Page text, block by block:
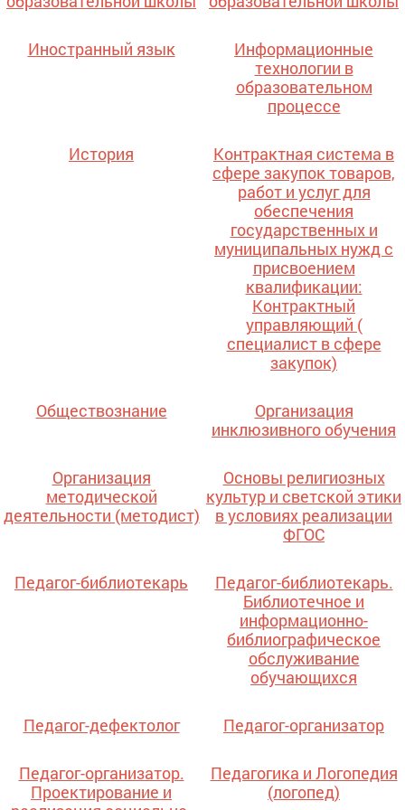
Иностранный язык
Информационные
технологии в
образовательном
процессе
История
Контрактная система в
сфере закупок товаров,
работ и услуг для
обеспечения
государственных и
муниципальных нужд с
присвоением
квалификации:
Контрактный
управляющий (
специалист в сфере
закупок)
Обществознание
Организация
инклюзивного обучения
Организация
методической
деятельности (методист)
Основы религиозных
культур и светской этики
в условиях реализации
ФГОС
Педагог-библиотекарь
Педагог-библиотекарь.
Библиотечное и
информационно-
библиографическое
обслуживание
обучающихся
Педагог-дефектолог Педагог-организатор
Педагог-организатор.
Проектирование и
Педагогика и Логопедия
(логопед)